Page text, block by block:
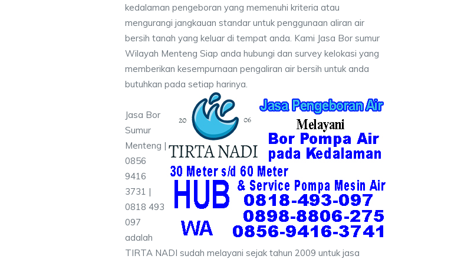
kedalaman pengeboran yang memenuhi kriteria atau
mengurangi jangkauan standar untuk penggunaan aliran air
bersih tanah yang keluar di tempat anda. Kami Jasa Bor sumur
Wilayah Menteng Siap anda hubungi dan survey kelokasi yang
memberikan kesempurnaan pengaliran air bersih untuk anda
butuhkan pada setiap harinya.
Jasa Bor
Sumur
Menteng |
0856
9416
3731 |
0818 493
097
adalah
TIRTA NADI sudah melayani sejak tahun 2009 untuk jasa